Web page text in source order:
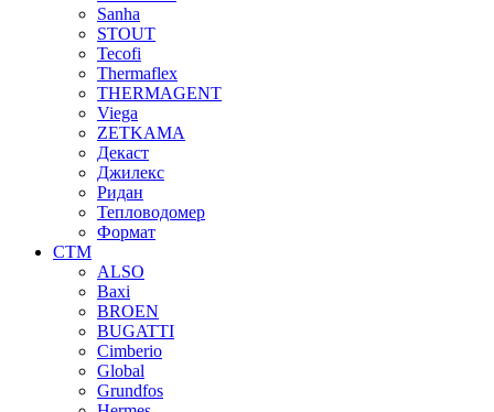
Sanha
STOUT
Tecofi
Thermaflex
THERMAGENT
Viega
ZETKAMA
Декаст
Джилекс
Ридан
Тепловодомер
Формат
СТМ
ALSO
Baxi
BROEN
BUGATTI
Cimberio
Global
Grundfos